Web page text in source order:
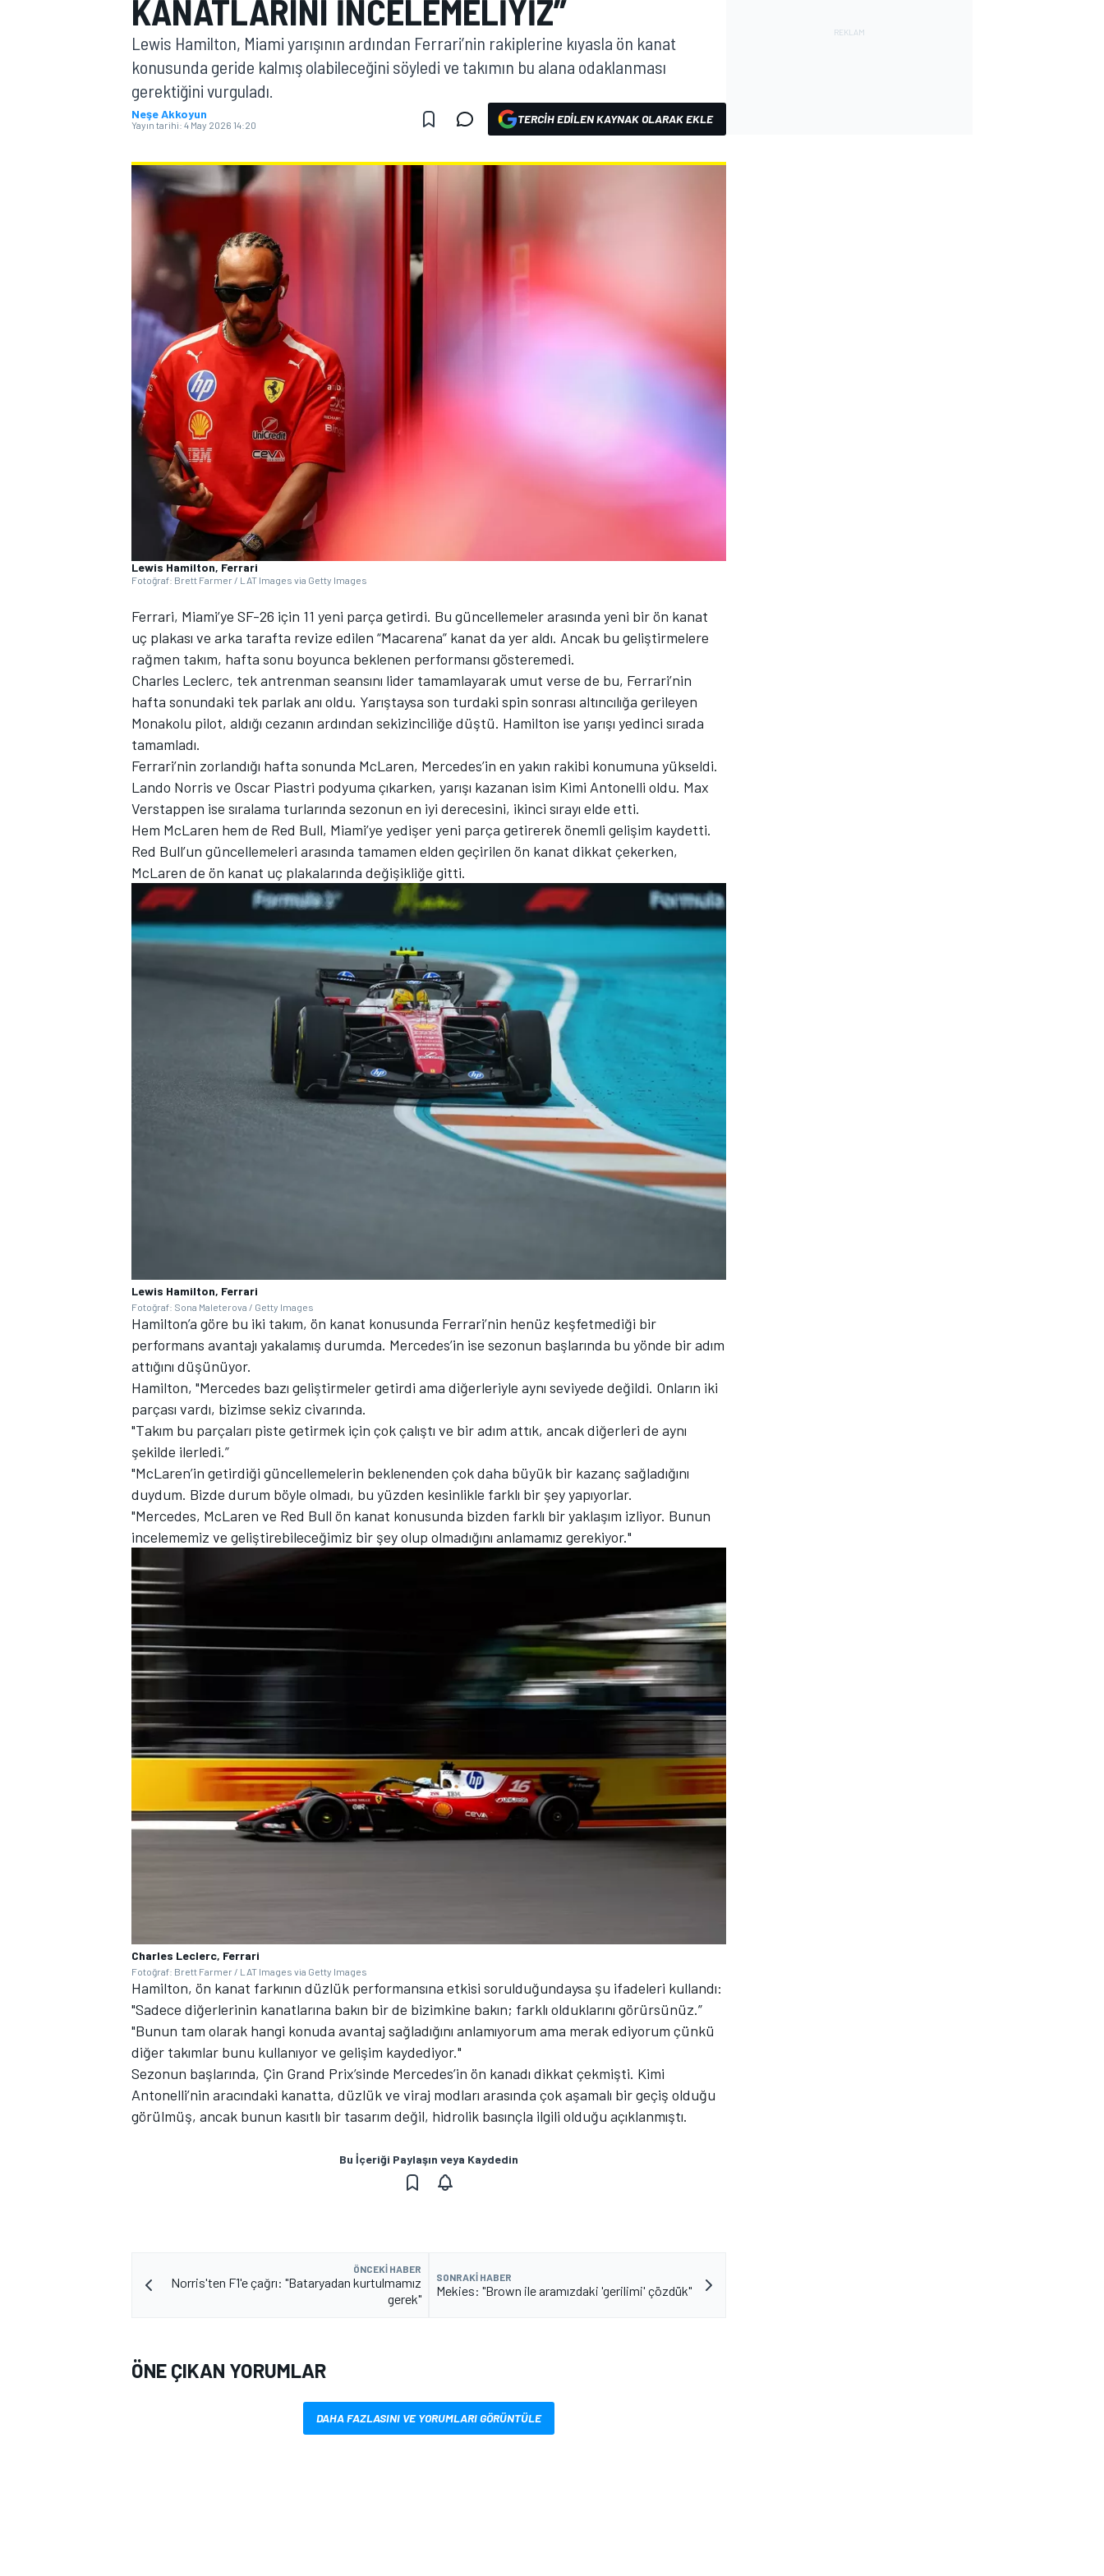
MOTOGP
WORLD SUPERBIKE
TÜRK SPORCULAR
MOTOSİKLET
KANATLARINI INCELEMELIYIZ”
Lewis Hamilton, Miami yarışının ardından Ferrari’nin rakiplerine kıyasla ön kanat
konusunda geride kalmış olabileceğini söyledi ve takımın bu alana odaklanması
gerektiğini vurguladı.
Neşe Akkoyun
Yayın tarihi: 4 May 2026 14:20 TERCIH EDILEN KAYNAK OLARAK EKLE
Lewis Hamilton, Ferrari
Fotoğraf: Brett Farmer / LAT Images via Getty Images
Ferrari, Miami’ye SF-26 için 11 yeni parça getirdi. Bu güncellemeler arasında yeni bir ön kanat
uç plakası ve arka tarafta revize edilen “Macarena” kanat da yer aldı. Ancak bu geliştirmelere
rağmen takım, hafta sonu boyunca beklenen performansı gösteremedi.
Charles Leclerc, tek antrenman seansını lider tamamlayarak umut verse de bu, Ferrari’nin
hafta sonundaki tek parlak anı oldu. Yarıştaysa son turdaki spin sonrası altıncılığa gerileyen
Monakolu pilot, aldığı cezanın ardından sekizinciliğe düştü. Hamilton ise yarışı yedinci sırada
tamamladı.
Ferrari’nin zorlandığı hafta sonunda McLaren, Mercedes’in en yakın rakibi konumuna yükseldi.
Lando Norris ve Oscar Piastri podyuma çıkarken, yarışı kazanan isim Kimi Antonelli oldu. Max
Verstappen ise sıralama turlarında sezonun en iyi derecesini, ikinci sırayı elde etti.
Hem McLaren hem de Red Bull, Miami’ye yedişer yeni parça getirerek önemli gelişim kaydetti.
Red Bull’un güncellemeleri arasında tamamen elden geçirilen ön kanat dikkat çekerken,
McLaren de ön kanat uç plakalarında değişikliğe gitti.
Lewis Hamilton, Ferrari
Fotoğraf: Sona Maleterova / Getty Images
Hamilton’a göre bu iki takım, ön kanat konusunda Ferrari’nin henüz keşfetmediği bir
performans avantajı yakalamış durumda. Mercedes’in ise sezonun başlarında bu yönde bir adım
attığını düşünüyor.
Hamilton, "Mercedes bazı geliştirmeler getirdi ama diğerleriyle aynı seviyede değildi. Onların iki
parçası vardı, bizimse sekiz civarında.
"Takım bu parçaları piste getirmek için çok çalıştı ve bir adım attık, ancak diğerleri de aynı
şekilde ilerledi.”
"McLaren’in getirdiği güncellemelerin beklenenden çok daha büyük bir kazanç sağladığını
duydum. Bizde durum böyle olmadı, bu yüzden kesinlikle farklı bir şey yapıyorlar.
"Mercedes, McLaren ve Red Bull ön kanat konusunda bizden farklı bir yaklaşım izliyor. Bunun
incelememiz ve geliştirebileceğimiz bir şey olup olmadığını anlamamız gerekiyor."
Charles Leclerc, Ferrari
Fotoğraf: Brett Farmer / LAT Images via Getty Images
Hamilton, ön kanat farkının düzlük performansına etkisi sorulduğundaysa şu ifadeleri kullandı:
"Sadece diğerlerinin kanatlarına bakın bir de bizimkine bakın; farklı olduklarını görürsünüz.”
"Bunun tam olarak hangi konuda avantaj sağladığını anlamıyorum ama merak ediyorum çünkü
diğer takımlar bunu kullanıyor ve gelişim kaydediyor."
Sezonun başlarında, Çin Grand Prix’sinde Mercedes’in ön kanadı dikkat çekmişti. Kimi
Antonelli’nin aracındaki kanatta, düzlük ve viraj modları arasında çok aşamalı bir geçiş olduğu
görülmüş, ancak bunun kasıtlı bir tasarım değil, hidrolik basınçla ilgili olduğu açıklanmıştı.
Bu İçeriği Paylaşın veya Kaydedin
ÖNCEKI HABER
Norris'ten F1'e çağrı: "Bataryadan kurtulmamız
gerek"
SONRAKI HABER
Mekies: "Brown ile aramızdaki 'gerilimi' çözdük"
ÖNE ÇIKAN YORUMLAR
DAHA FAZLASINI VE YORUMLARI GÖRÜNTÜLE